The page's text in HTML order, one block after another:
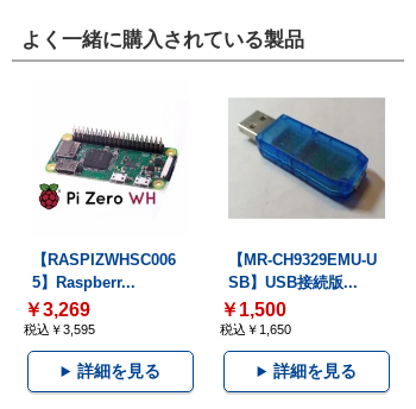
よく一緒に購入されている製品
【RASPIZWHSC006
5】Raspberr...
￥3,269
税込￥3,595
詳細を見る
【MR-CH9329EMU-U
SB】USB接続版...
￥1,500
税込￥1,650
詳細を見る